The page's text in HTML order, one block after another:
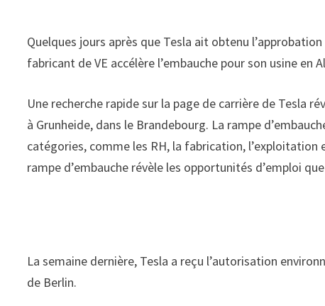
Quelques jours après que Tesla ait obtenu
fabricant de VE accélère l’embauche pour son usine en
Une recherche rapide sur la page de carrière de Tesla
à Grunheide, dans le Brandebourg. La rampe
catégories, comme les RH, la fabrication,
rampe d’embauche révèle les opportunités d’emploi
La semaine dernière, Tesla a reçu l’autorisation
de Berlin.